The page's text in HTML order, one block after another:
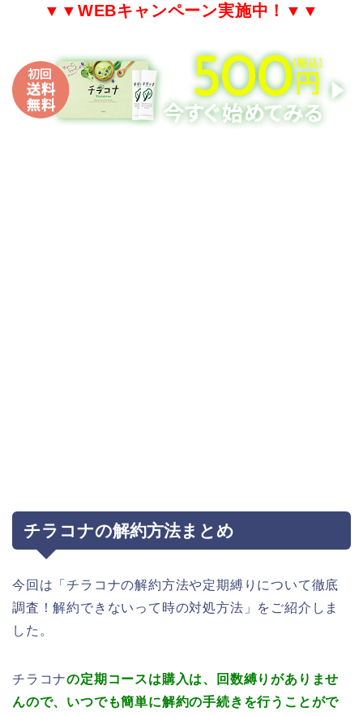
▼▼ WEBキャンペーン実施中！▼▼
チラコナの解約方法まとめ
今回は「チラコナの解約方法や定期縛りについて徹底
調査！解約できないって時の対処方法」をご紹介しま
した。
チラコナの定期コースは購入は、回数縛りがありませ
んので、いつでも簡単に解約の手続きを行うことがで